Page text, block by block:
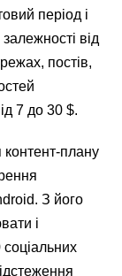
період і
від
постів,
7 до 30 $.
контент-плану
З його
і
соціальних